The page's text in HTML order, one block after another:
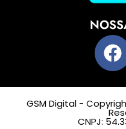
GSM Digital -
CNPJ: